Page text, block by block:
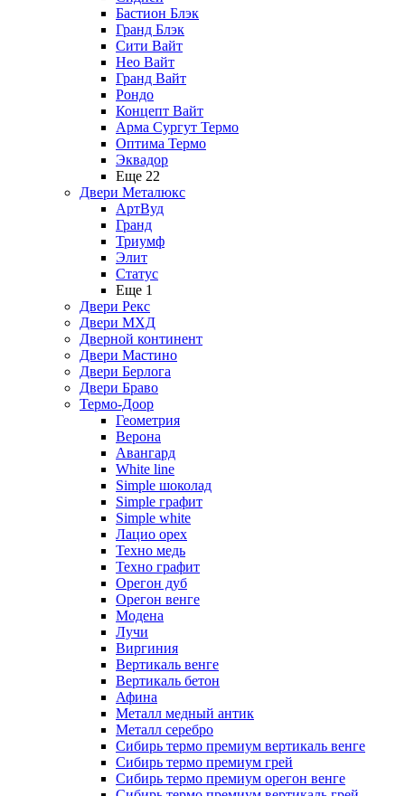
Бастион Блэк
Гранд Блэк
Сити Вайт
Нео Вайт
Гранд Вайт
Рондо
Концепт Вайт
Арма Сургут Термо
Оптима Термо
Эквадор
Еще 22
Двери Металюкс
АртВуд
Гранд
Триумф
Элит
Статус
Еще 1
Двери Рекс
Двери МХД
Дверной континент
Двери Мастино
Двери Берлога
Двери Браво
Термо-Доор
Геометрия
Верона
Авангард
White line
Simple шоколад
Simple графит
Simple white
Лацио орех
Техно медь
Техно графит
Орегон дуб
Орегон венге
Модена
Лучи
Виргиния
Вертикаль венге
Вертикаль бетон
Афина
Металл медный антик
Металл серебро
Сибирь термо премиум вертикаль венге
Сибирь термо премиум грей
Сибирь термо премиум орегон венге